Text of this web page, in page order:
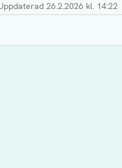
26.2.2026 kl. 14:22